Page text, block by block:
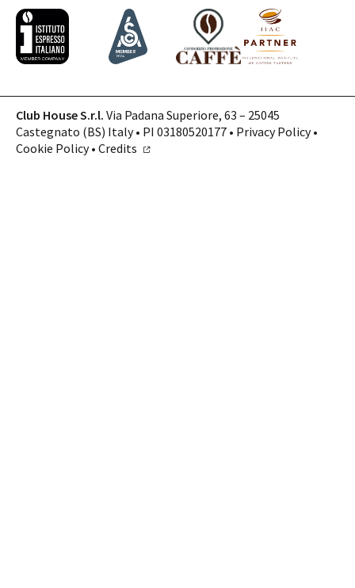
Club House S.r.l. Via Padana Superiore, 63 – 25045
Castegnato (BS) Italy • PI 03180520177 • Privacy Policy•
Cookie Policy• Credits